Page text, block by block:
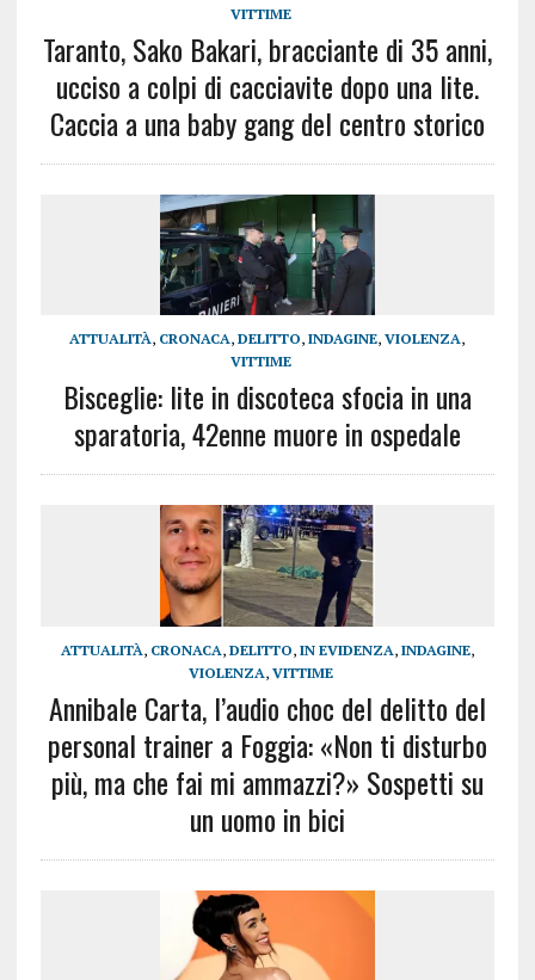
VITTIME
Taranto, Sako Bakari, bracciante di 35 anni,
ucciso a colpi di cacciavite dopo una lite.
Caccia a una baby gang del centro storico
ATTUALITÀ, CRONACA,DELITTO,INDAGINE,VIOLENZA,
VITTIME
Bisceglie: lite in discoteca sfocia in una
sparatoria, 42enne muore in ospedale
ATTUALITÀ, CRONACA, DELITTO, IN EVIDENZA, INDAGINE,
VIOLENZA,VITTIME
Annibale Carta, l’audio choc del delitto del
personal trainer a Foggia: «Non ti disturbo
più, ma che fai mi ammazzi?» Sospetti su
un uomo in bici